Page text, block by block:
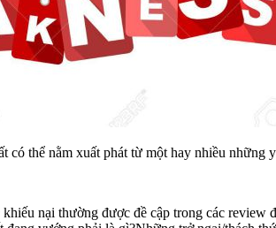
thể nằm xuất phát từ một hay nhiều những
nại thường được đề cập trong các review